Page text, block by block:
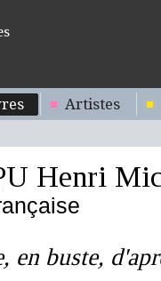
Artistes
Henri
en buste,